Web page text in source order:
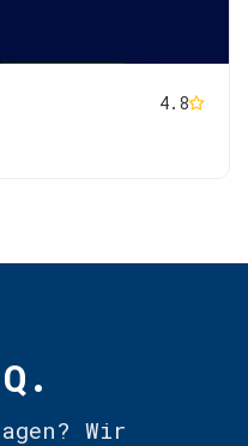
4.8
Wir